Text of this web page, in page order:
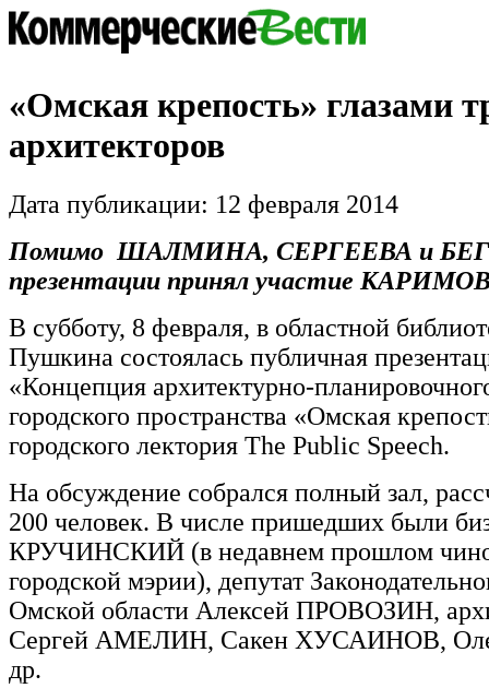
«Омская крепость» глазами
архитекторов
Дата публикации: 12 февраля 2014
Помимо ШАЛМИНА, СЕРГЕЕВА и
презентации принял участие
В субботу, 8 февраля, в областной
Пушкина состоялась публичная
«Концепция архитектурно-
городского пространства «Омская
городского лектория The Public Speech.
На обсуждение собрался полный зал,
200 человек. В числе пришедших были
КРУЧИНСКИЙ (в недавнем прошлом
городской мэрии), депутат
Омской области Алексей ПРОВОЗИН,
Сергей АМЕЛИН, Сакен ХУСАИНОВ,
др.